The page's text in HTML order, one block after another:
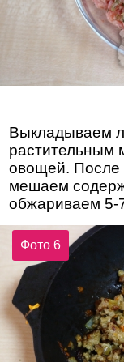
Выкладываем
растительным
овощей. После
мешаем
обжариваем 5-
Фото 6